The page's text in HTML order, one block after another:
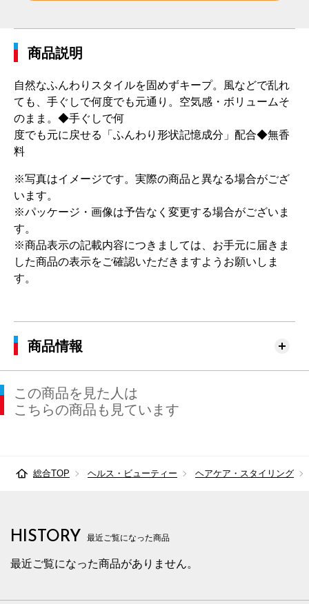
商品説明
自然なふんわりスタイルを固めずキープ。風などで乱れ
ても、手ぐしで何度でも元通り。空気感・ボリュームそ
のまま。◆手ぐしで何
度でも元に戻せる「ふんわり形状記憶成分」配合◆無香
料
※写真はイメージです。実際の商品と異なる場合がござ
います。
※パッケージ・画像は予告なく変更する場合がございま
す。
※商品表示の記載内容につきましては、お手元に届きま
した商品の表示をご確認いただきますようお願いしま
す。
商品情報
この商品を見た人は
こちらの商品も見ています
総合TOP ヘルス・ビューティー ヘアケア・スタイリング
HISTORY 最近ご覧になった商品
最近ご覧になった商品がありません。